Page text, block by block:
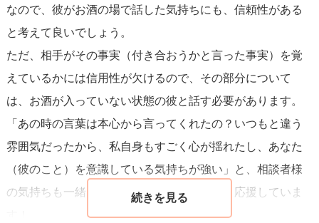
なので、彼がお酒の場で話した気持ちにも、信頼性がある
と考えて良いでしょう。
ただ、相手がその事実（付き合おうかと言った事実）を覚
えているかには信用性が欠けるので、その部分について
は、お酒が入っていない状態の彼と話す必要があります。
「あの時の言葉は本心から言ってくれたの？いつもと違う
雰囲気だったから、私自身もすごく心が揺れたし、あなた
（彼のこと）を意識している気持ちが強い」と、相談者様
の気持ちも一緒に伝えると効果的でしょう。応援していま